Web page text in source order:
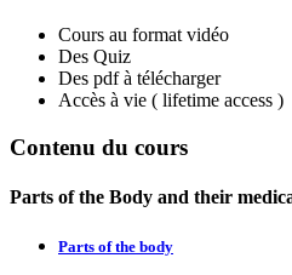
Cours au format vidéo
Des Quiz
Des pdf à télécharger
Accès à vie ( lifetime access )
Contenu du cours
Parts of the Body and their
Parts of the body